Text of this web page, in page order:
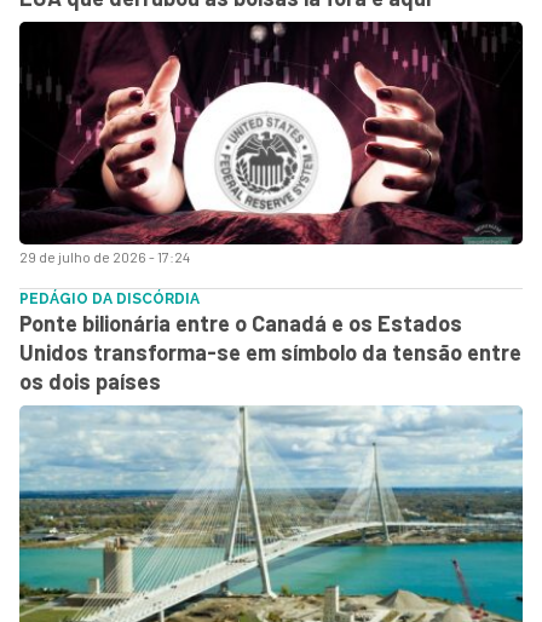
29 de julho de 2026 - 17:24
PEDÁGIO DA DISCÓRDIA
Ponte bilionária entre o Canadá e os Estados
Unidos transforma-se em símbolo da tensão entre
os dois países